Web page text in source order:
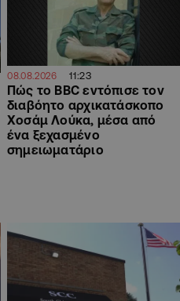
08.08.2026 11:23
Πώς το BBC εντόπισε τον
διαβόητο αρχικατάσκοπο
Χοσάμ Λούκα, μέσα από
ένα ξεχασμένο
σημειωματάριο